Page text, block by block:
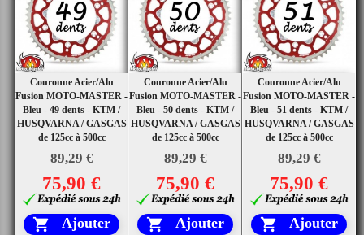
Couronne Acier/Alu
Fusion MOTO-MASTER -
Bleu - 49 dents - KTM /
HUSQVARNA / GASGAS
de 125cc à 500cc
89,29 €
75,90 €
 Ajouter
Couronne Acier/Alu
Fusion MOTO-MASTER -
Bleu - 50 dents - KTM /
HUSQVARNA / GASGAS
de 125cc à 500cc
89,29 €
75,90 €
 Ajouter
Couronne Acier/Alu
Fusion MOTO-MASTER -
Bleu - 51 dents - KTM /
HUSQVARNA / GASGAS
de 125cc à 500cc
89,29 €
75,90 €
 Ajouter